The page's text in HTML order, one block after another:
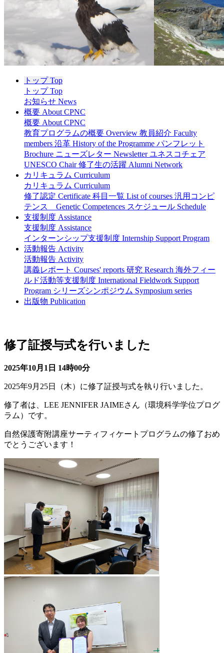
トップ Top
トップ Top
お知らせ News
概要 About CPNC
概要 About CPNC
教育プログラムの概要 Overview 教員紹介 Faculty
members 沿革 History of the Programme パンフレット
Brochure ニューズレター Newsletterユネスコチェア
UNESCO Chair修了生の活躍 Alumni Network
カリキュラム Curriculum
カリキュラム Curriculum
修了認定 Certificate 科目一覧 List of courses 汎用コンピ
テンス Genetic Competences スケジュール Schedule
支援制度 Assistance
支援制度 Assistance
インターンシップ支援制度 Internship Support Program
活動報告 Activity
活動報告 Activity
講義レポート Courses' reports 研究 Research 海外フィー
ルド活動等支援制度 International Fieldwork Support
Program シリーズシンポジウム Symposium series
出版物 Publication
修了証授与式を行いました
2025年10月1日 14時00分
2025年9月25日（木）に修了証授与式を執り行いました。
修了者は、LEE JENNIFER JAIMEさん（環境科学学位プログ
ラム）です。
自然保護寄附講座サーティフィケートプログラムの修了おめ
でとうございます！